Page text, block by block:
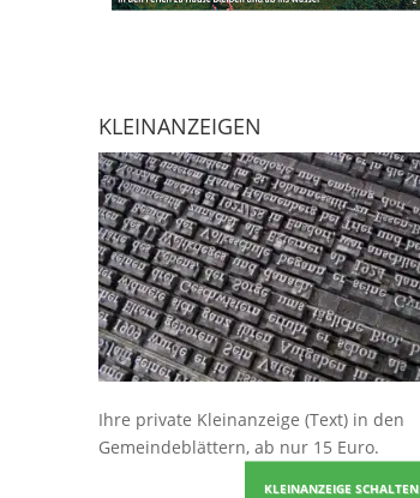
KLEINANZEIGEN
Ihre private Kleinanzeige (Text) in den
Gemeindeblättern, ab nur 15 Euro.
KLEINANZEIGE SCHALTEN